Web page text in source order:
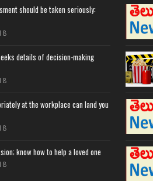
should be taken seriously:
details of decision-making
at the workplace can land you
know how to help a loved one